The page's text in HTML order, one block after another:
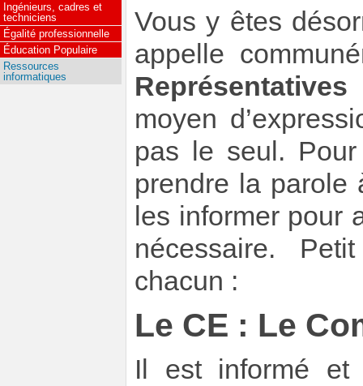
Vous y êtes
appelle
moyen
pas le seul.
prendre la parole
les informer pour
nécessaire.
chacun :
Le CE : Le
Il est informé et
Ingénieurs, cadres et
techniciens
Égalité professionnelle
Éducation Populaire
Ressources
informatiques